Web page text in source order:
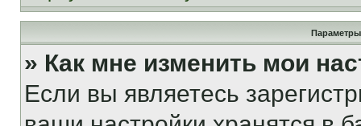
Параметры
» Как мне изменить мои
Если вы являетесь